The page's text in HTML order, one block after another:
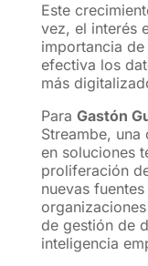
Este
vez, el interés
importancia
efectiva los
más
Para Gastón
Streambe,
en soluciones
proliferación
nuevas
de gestión de
inteligencia